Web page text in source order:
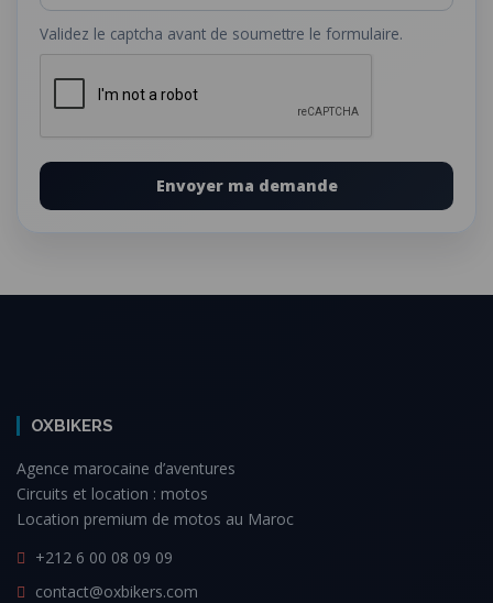
Validez le captcha avant de soumettre le formulaire.
OXBIKERS
Agence marocaine d’aventures
Circuits et location : motos
Location premium de motos au Maroc
+212 6 00 08 09 09
contact@oxbikers.com